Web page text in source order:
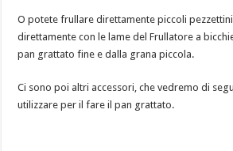
O potete frullare direttamente piccoli
direttamente con le lame del Frullatore a
pan grattato fine e dalla grana piccola.
Ci sono poi altri accessori, che vedremo di
utilizzare per il fare il pan grattato.